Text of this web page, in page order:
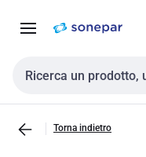
navigazione alla
Cerca input
Torna indietro